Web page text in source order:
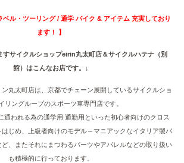
ベル・ツーリング / 通学 バイク & アイテム 充実しており
ます！ 】
すサイクルショップeirin丸太町店＆サイクルハテナ（別
館）はこんなお店です。↓
丸太町店は、京都でチェーン展開しているサイクルショ
リングループのスポーツ車専門店です。
われる為の通学用 通勤用といった初心者向けのクロス
じめ、上級者向けのモデル～マニアックなイタリア製バ
、またそれにまつわるパーツやアパレルなどの取り扱い
も積極的に行っております。